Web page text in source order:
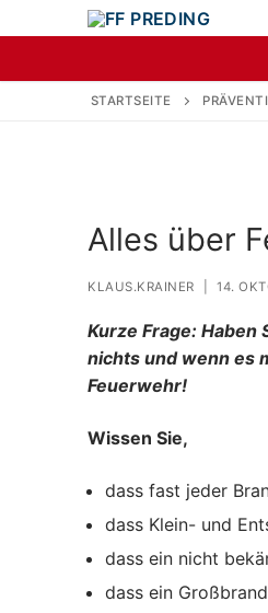
STARTSEITE
Alles über
KLAUS.KRAINER 14.
Kurze Frage: Haben
nichts und wenn es
Feuerwehr!
Wissen Sie,
dass fast jeder
dass Klein- und
dass ein nicht
dass ein